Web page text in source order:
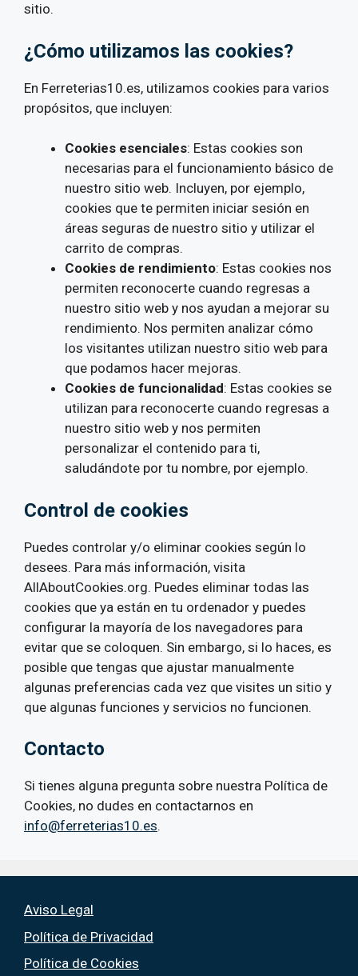
sitio.
¿Cómo utilizamos las cookies?
En Ferreterias10.es, utilizamos cookies para varios
propósitos, que incluyen:
Cookies esenciales: Estas cookies son
necesarias para el funcionamiento básico de
nuestro sitio web. Incluyen, por ejemplo,
cookies que te permiten iniciar sesión en
áreas seguras de nuestro sitio y utilizar el
carrito de compras.
Cookies de rendimiento: Estas cookies nos
permiten reconocerte cuando regresas a
nuestro sitio web y nos ayudan a mejorar su
rendimiento. Nos permiten analizar cómo
los visitantes utilizan nuestro sitio web para
que podamos hacer mejoras.
Cookies de funcionalidad: Estas cookies se
utilizan para reconocerte cuando regresas a
nuestro sitio web y nos permiten
personalizar el contenido para ti,
saludándote por tu nombre, por ejemplo.
Control de cookies
Puedes controlar y/o eliminar cookies según lo
desees. Para más información, visita
AllAboutCookies.org. Puedes eliminar todas las
cookies que ya están en tu ordenador y puedes
configurar la mayoría de los navegadores para
evitar que se coloquen. Sin embargo, si lo haces, es
posible que tengas que ajustar manualmente
algunas preferencias cada vez que visites un sitio y
que algunas funciones y servicios no funcionen.
Contacto
Si tienes alguna pregunta sobre nuestra Política de
Cookies, no dudes en contactarnos en
info@ferreterias10.es.
Aviso Legal
Política de Privacidad
Política de Cookies